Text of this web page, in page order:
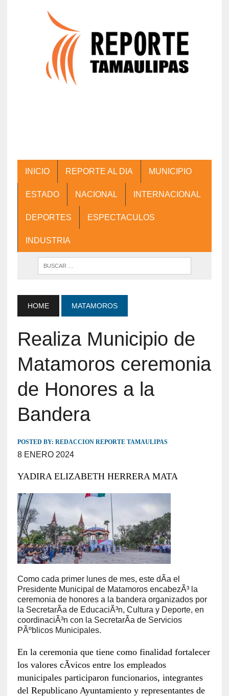
INICIO REPORTE AL DIA MUNICIPIO
ESTADO NACIONAL INTERNACIONAL
DEPORTES ESPECTACULOS
INDUSTRIA
HOME MATAMOROS
Realiza Municipio de
Matamoros ceremonia
de Honores a la
Bandera
POSTED BY: REDACCION REPORTE TAMAULIPAS
8 ENERO 2024
YADIRA ELIZABETH HERRERA MATA
Como cada primer lunes de mes, este dÃ­a el
Presidente Municipal de Matamoros encabezÃ³ la
ceremonia de honores a la bandera organizados por
la SecretarÃ­a de EducaciÃ³n, Cultura y Deporte, en
coordinaciÃ³n con la SecretarÃ­a de Servicios
PÃºblicos Municipales.
En la ceremonia que tiene como finalidad fortalecer
los valores cÃ­vicos entre los empleados
municipales participaron funcionarios, integrantes
del Republicano Ayuntamiento y representantes de